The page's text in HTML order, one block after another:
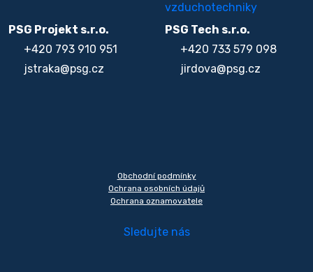
PSG Projekt s.r.o.
+420 793 910 951
jstraka@psg.cz
vzduchotechniky
PSG Tech s.r.o.
+420 733 579 098
jirdova@psg.cz
Obchodní podmínky
Ochrana osobních údajů
Ochrana oznamovatele
Sledujte nás